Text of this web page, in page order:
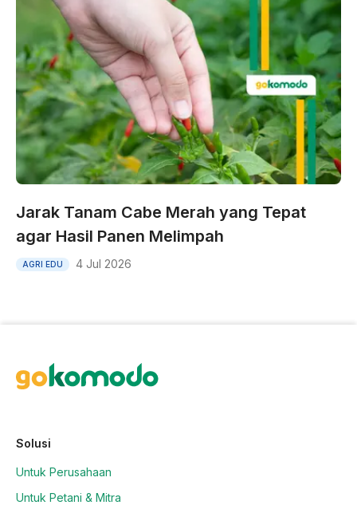
Jarak Tanam Cabe Merah yang Tepat
agar Hasil Panen Melimpah
AGRI EDU 4 Jul 2026
Solusi
Untuk Perusahaan
Untuk Petani & Mitra